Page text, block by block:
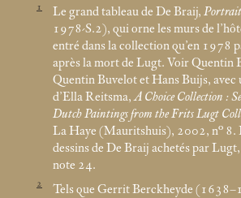
1 Le grand tableau de De Braij, Portrait
1978-S.2), qui orne les murs de
entré dans la collection qu’en 1978
après la mort de Lugt. Voir Quentin
Quentin Buvelot et Hans Buijs,
d’Ella Reitsma,A Choice Collection :
Dutch Paintings from the Frits Lugt
La Haye (Mauritshuis), 2002, n° 8.
dessins de De Braij achetés par
note 24.
2
Tels que Gerrit Berckheyde